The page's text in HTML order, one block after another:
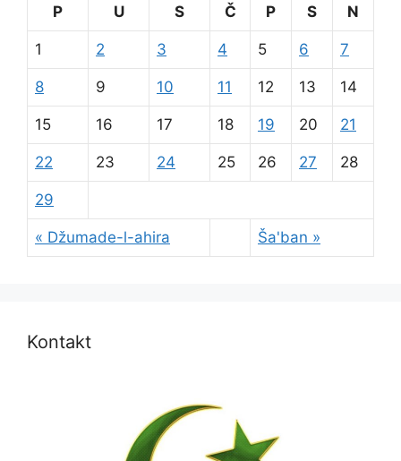
P
U S Č P S N
« Džumade-l-ahira Ša'ban »
1 2 3 4 5 6 7
8 9 10 11 12 13 14
15 16 17 18 19 20 21
22 23 24 25 26 27 28
29
Kontakt